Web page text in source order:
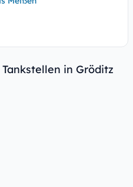
in Gröditz